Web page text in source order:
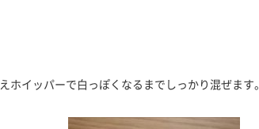
ホイッパーで白っぽくなるまでしっかり混ぜます。